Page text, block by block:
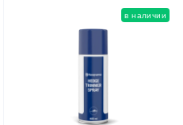
в наличии